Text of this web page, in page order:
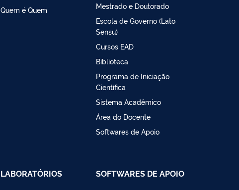
Quem é Quem
Mestrado e Doutorado
Escola de Governo (Lato
Sensu)
Cursos EAD
Biblioteca
Programa de Iniciação
Científica
Sistema Acadêmico
Área do Docente
Softwares de Apoio
LABORATÓRIOS SOFTWARES DE APOIO